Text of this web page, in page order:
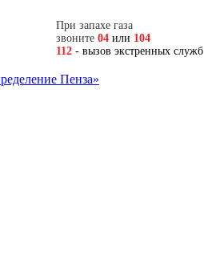
При запахе газа
звоните 04 или 104
112 - вызов экстренных служб